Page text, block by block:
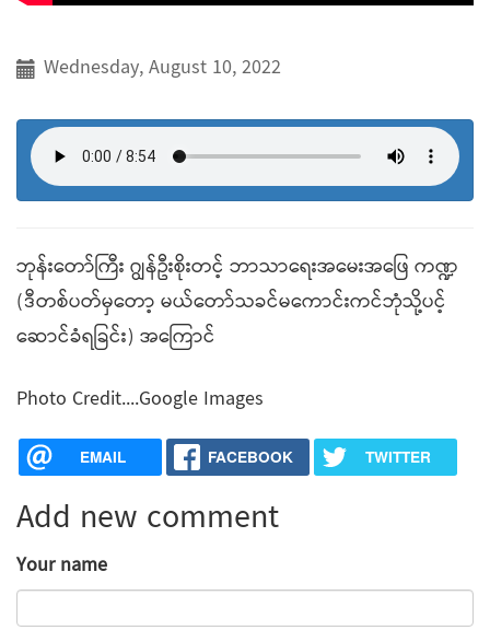
Wednesday, August 10, 2022
ဘုန်းတော်ကြီး ဂျွန်ဦးစိုးတင့် ဘာသာရေးအမေးအဖြေ ကဏ္ဍ
(ဒီတစ်ပတ်မှတော့ မယ်တော်သခင်မကောင်းကင်ဘုံသို့ပင့်
ဆောင်ခံရခြင်း) အကြောင်
Photo Credit....Google Images
EMAIL FACEBOOK TWITTER
Add new comment
Your name